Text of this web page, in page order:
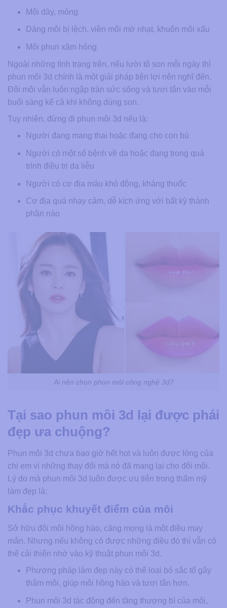
Môi dày, mỏng
Dáng môi bị lệch, viền môi mờ nhạt, khuôn môi xấu
Môi phun xăm hỏng
Ngoài những tình trạng trên, nếu lười tô son mỗi ngày thì
phun môi 3d chính là một giải pháp tiện lợi nên nghĩ đến.
Đôi môi vẫn luôn ngập tràn sức sống và tươi tắn vào mỗi
buổi sáng kể cả khi không dùng son.
Tuy nhiên, đừng đi phun môi 3d nếu là:
Người đang mang thai hoặc đang cho con bú
Người có một số bệnh về da hoặc đang trong quá
trình điều trị da liễu
Người có cơ địa máu khó đông, kháng thuốc
Cơ địa quá nhạy cảm, dễ kích ứng với bất kỳ thành
phần nào
Ai nên chọn phun môi công nghệ 3d?
Tại sao phun môi 3d lại được phái
đẹp ưa chuộng?
Phun môi 3d chưa bao giờ hết hot và luôn được lòng của
chị em vì những thay đổi mà nó đã mang lại cho đôi môi.
Lý do mà phun môi 3d luôn được ưu tiên trong thẩm mỹ
làm đẹp là:
Khắc phục khuyết điểm của môi
Sở hữu đôi môi hồng hào, căng mọng là một điều may
mắn. Nhưng nếu không có được những điều đó thì vẫn có
thể cải thiện nhờ vào kỹ thuật phun môi 3d.
Phương pháp làm đẹp này có thể loại bỏ sắc tố gây
thâm môi, giúp môi hồng hào và tươi tắn hơn.
Phun môi 3d tác động đến tầng thượng bì của môi,